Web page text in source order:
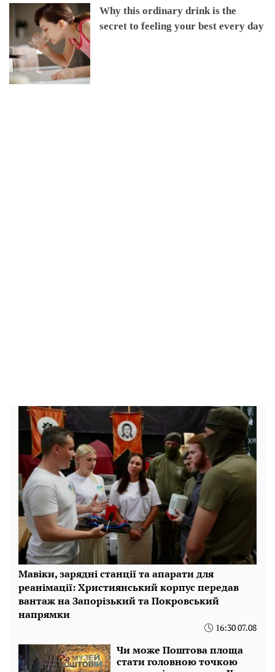
Мавіки, зарядні станції та апарати для
реанімації: Християнський корпус передав
вантаж на Запорізький та Покровський
напрямки
16:30 07.08
Чи може Поштова площа
стати головною точкою